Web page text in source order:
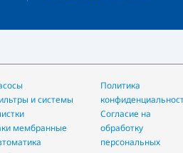
мембранные
Политика
Согласие на
обработку
персональных